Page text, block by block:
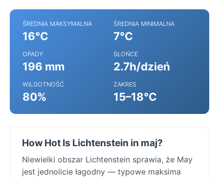
ŚREDNIA MAKSYMALNA
16°C
ŚREDNIA MINIMALNA
7°C
OPADY
196 mm
SŁOŃCE
2.7h/dzień
WILGOTNOŚĆ
80%
ZAKRES
15–18°C
How Hot Is Lichtenstein in maj?
Niewielki obszar Lichtenstein sprawia, że May
jest jednolicie łagodny — typowe maksima